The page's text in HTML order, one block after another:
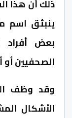
ذلك أن هذا
ينبثق اسم
بعض أفراد
الصحفيين أو
وقد وظف
الأشكال